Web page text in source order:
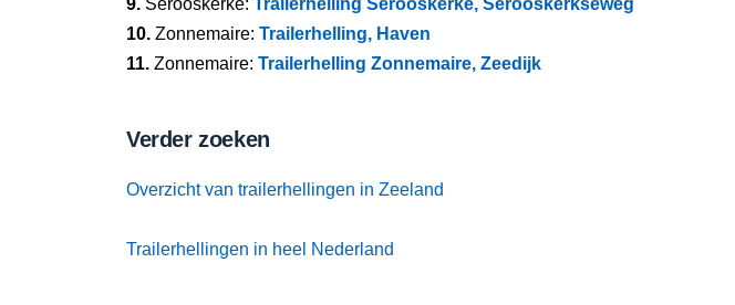
9. Serooskerke: Trailerhelling Serooskerke, Serooskerkseweg
10. Zonnemaire: Trailerhelling, Haven
11. Zonnemaire: Trailerhelling Zonnemaire, Zeedijk
Verder zoeken
Overzicht van trailerhellingen in Zeeland
Trailerhellingen in heel Nederland